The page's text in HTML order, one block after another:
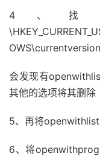
4、找
会发现有
其他的选项将其删除
5、再将
6、将